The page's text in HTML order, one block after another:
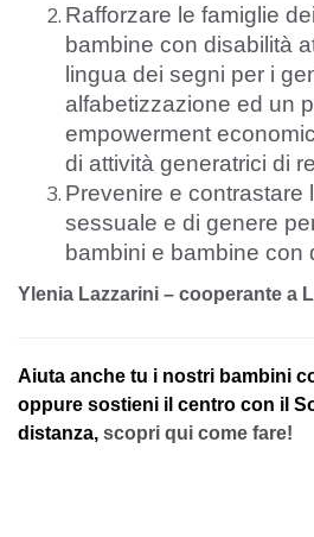
Rafforzare le famiglie
bambine con disabilità
lingua dei segni per i
alfabetizzazione ed un
empowerment
di attività generatrici di
Prevenire e contrastare
sessuale e di genere
bambini e bambine con
Ylenia Lazzarini – cooperante a
Aiuta anche tu i nostri bambini
oppure sostieni il centro con il
distanza, scopri qui come fare!